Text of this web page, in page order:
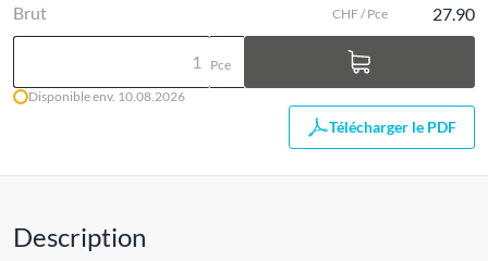
Brut CHF / Pce 27.90
Pce
Disponible env. 10.08.2026
Télécharger le PDF
Description